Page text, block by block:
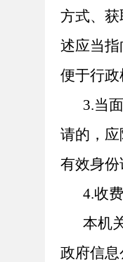
方式、
述应当
便于行
3.当
请的，
有效身
4.收
本机
政府信